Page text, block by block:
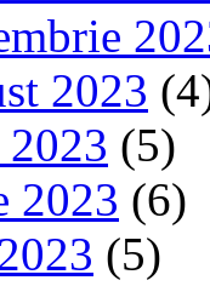
2023
(5)
2023 (6)
(5)